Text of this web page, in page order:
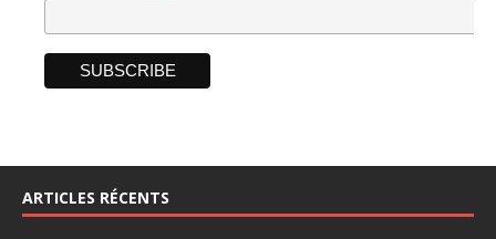
ARTICLES RÉCENTS